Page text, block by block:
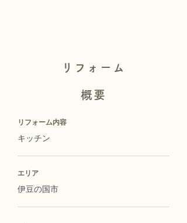
リフォーム
概要
リフォーム内容
キッチン
エリア
伊豆の国市